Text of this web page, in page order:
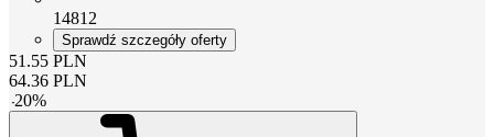
14812
Sprawdź szczegóły oferty
51.55 PLN
64.36 PLN
-20%